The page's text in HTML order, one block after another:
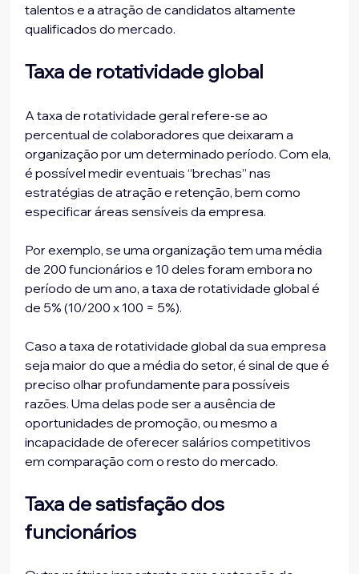
talentos e a atração de candidatos altamente
qualificados do mercado.
Taxa de rotatividade global
A taxa de rotatividade geral refere-se ao
percentual de colaboradores que deixaram a
organização por um determinado período. Com ela,
é possível medir eventuais “brechas” nas
estratégias de atração e retenção, bem como
especificar áreas sensíveis da empresa.
Por exemplo, se uma organização tem uma média
de 200 funcionários e 10 deles foram embora no
período de um ano, a taxa de rotatividade global é
de 5% (10/200 x 100 = 5%).
Caso a taxa de rotatividade global da sua empresa
seja maior do que a média do setor, é sinal de que é
preciso olhar profundamente para possíveis
razões. Uma delas pode ser a ausência de
oportunidades de promoção, ou mesmo a
incapacidade de oferecer salários competitivos
em comparação com o resto do mercado.
Taxa de satisfação dos
funcionários